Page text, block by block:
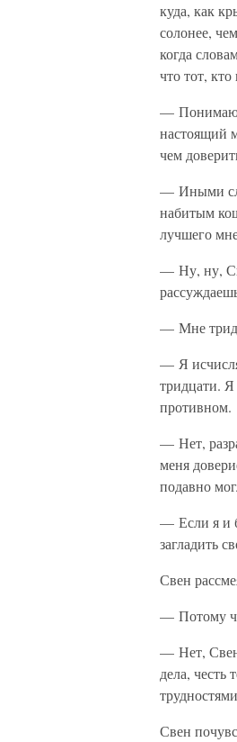
куда, как
солонее,
когда
что тот,
— Понимаю,
настоящий
чем
— Иными
набитым
лучшего
— Ну, ну,
— Мне
— Я
тридцати. Я
противном.
— Нет,
меня
подавно
— Если я и
загладить
Свен
— Потому
— Нет,
дела, честь
Свен